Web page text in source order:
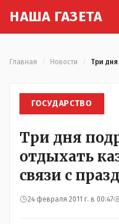
НАША ГАЗЕТА
Главная Новости
ГОСУДАРСТВО
Три дня
отдыхать
связи с
24 февраля 2011 г. в 00:47